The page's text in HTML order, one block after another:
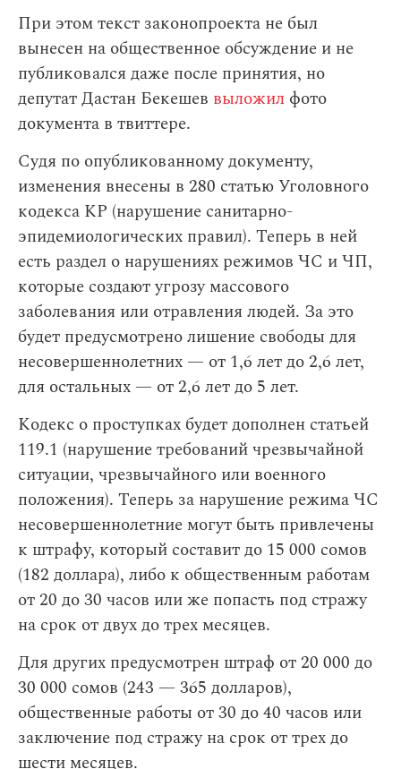
При этом текст законопроекта не был
вынесен на общественное обсуждение и не
публиковался даже после принятия, но
депутат Дастан Бекешев выложил фото
документа в твиттере.
Судя по опубликованному документу,
изменения внесены в 280 статью Уголовного
кодекса КР (нарушение санитарно-
эпидемиологических правил). Теперь в ней
есть раздел о нарушениях режимов ЧС и ЧП,
которые создают угрозу массового
заболевания или отравления людей. За это
будет предусмотрено лишение свободы для
несовершеннолетних — от 1,6 лет до 2,6 лет,
для остальных — от 2,6 лет до 5 лет.
Кодекс о проступках будет дополнен статьей
119.1 (нарушение требований чрезвычайной
ситуации, чрезвычайного или военного
положения). Теперь за нарушение режима ЧС
несовершеннолетние могут быть привлечены
к штрафу, который составит до 15 000 сомов
(182 доллара), либо к общественным работам
от 20 до 30 часов или же попасть под стражу
на срок от двух до трех месяцев.
Для других предусмотрен штраф от 20 000 до
30 000 сомов (243 — 365 долларов),
общественные работы от 30 до 40 часов или
заключение под стражу на срок от трех до
шести месяцев.